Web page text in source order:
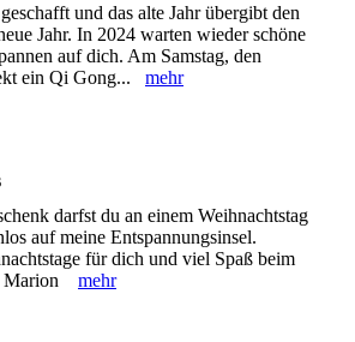
und das alte Jahr übergibt den
Jahr. In 2024 warten wieder schöne
auf dich. Am Samstag, den
ein Qi Gong... mehr
darfst du an einem Weihnachtstag
auf meine Entspannungsinsel.
für dich und viel Spaß beim
Marion mehr